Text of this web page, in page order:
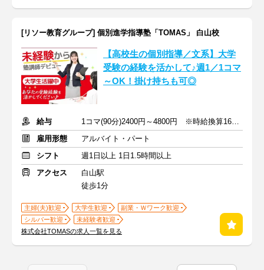
[リソー教育グループ] 個別進学指導塾「TOMAS」 白山校
【高校生の個別指導／文系】大学
受験の経験を活かして♪週1／1コマ
～OK！掛け持ちも可◎
給与
1コマ(90分)2400円～4800円 ※時給換算1600円～3200円
雇用形態
アルバイト・パート
シフト
週1日以上 1日1.5時間以上
アクセス
白山駅
徒歩1分
主婦(夫)歓迎 大学生歓迎
副業・Ｗワーク歓迎
シルバー歓迎
未経験者歓迎
株式会社TOMASの求人一覧を見る